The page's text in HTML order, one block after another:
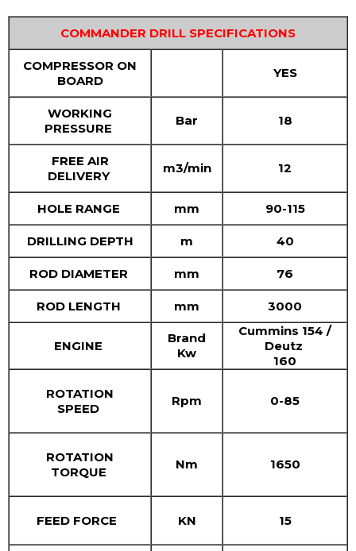
COMMANDER DRILL SPECIFICATIONS
COMPRESSOR ON
BOARD
YES
WORKING
PRESSURE
Bar 18
FREE AIR
DELIVERY
m3/min 12
HOLE RANGE mm 90-115
DRILLING DEPTH m 40
ROD DIAMETER mm 76
ROD LENGTH mm 3000
ENGINE
Brand
Kw
Cummins 154 /
Deutz
160
ROTATION
SPEED
Rpm 0-85
ROTATION
TORQUE
Nm 1650
FEED FORCE KN 15